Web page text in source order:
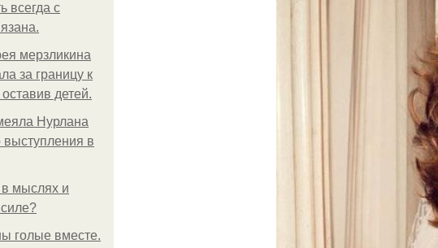
всегда с
мерзликина
за границу к
детей.
Нурлана
выступления в
в мыслях и
голые вместе.